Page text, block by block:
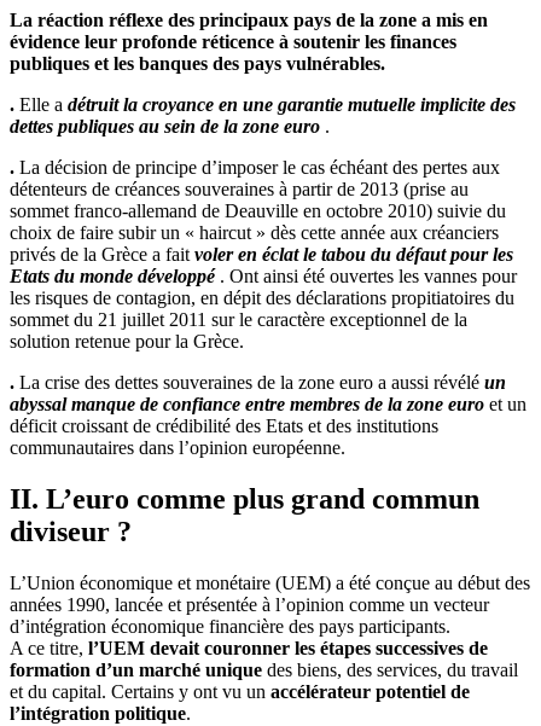
La réaction réflexe des principaux pays de la zone a mis en
évidence leur profonde réticence à soutenir les finances
publiques et les banques des pays vulnérables.
. Elle a détruit la croyance en une garantie mutuelle implicite des
dettes publiques au sein de la zone euro .
. La décision de principe d’imposer le cas échéant des pertes aux
détenteurs de créances souveraines à partir de 2013 (prise au
sommet franco-allemand de Deauville en octobre 2010) suivie du
choix de faire subir un « haircut » dès cette année aux créanciers
privés de la Grèce a fait voler en éclat le tabou du défaut pour les
Etats du monde développé . Ont ainsi été ouvertes les vannes pour
les risques de contagion, en dépit des déclarations propitiatoires du
sommet du 21 juillet 2011 sur le caractère exceptionnel de la
solution retenue pour la Grèce.
. La crise des dettes souveraines de la zone euro a aussi révélé un
abyssal manque de confiance entre membres de la zone euro et un
déficit croissant de crédibilité des Etats et des institutions
communautaires dans l’opinion européenne.
II. L’euro comme plus grand commun
diviseur ?
L’Union économique et monétaire (UEM) a été conçue au début des
années 1990, lancée et présentée à l’opinion comme un vecteur
d’intégration économique financière des pays participants.
A ce titre, l’UEM devait couronner les étapes successives de
formation d’un marché unique des biens, des services, du travail
et du capital. Certains y ont vu un accélérateur potentiel de
l’intégration politique.